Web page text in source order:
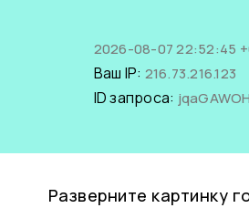
2026-08-07 22:52:45
Ваш IP: 216.73.216.123
ID запроса:
Разверните картинку